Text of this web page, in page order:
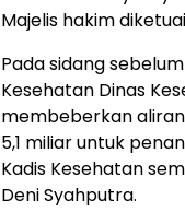
Majelis hakim
Pada sidang
Kesehatan Dinas
membeberkan
5,1 miliar untuk
Kadis Kesehatan
Deni Syahputra.